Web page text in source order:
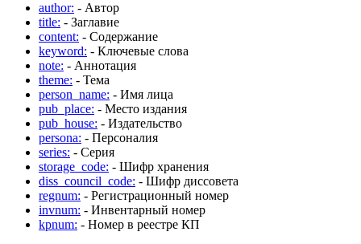
author: - Автор
title: - Заглавие
content: - Содержание
keyword: - Ключевые слова
note: - Аннотация
theme: - Тема
person_name: - Имя лица
pub_place: - Место издания
pub_house: - Издательство
persona: - Персоналия
series: - Серия
storage_code: - Шифр хранения
diss_council_code: - Шифр диссовета
regnum: - Регистрационный номер
invnum: - Инвентарный номер
kpnum: - Номер в реестре КП